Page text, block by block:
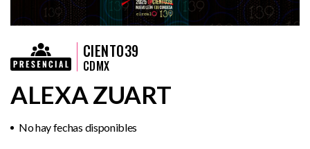
CIENTO39
CDMX
ALEXA ZUART
No hay fechas disponibles